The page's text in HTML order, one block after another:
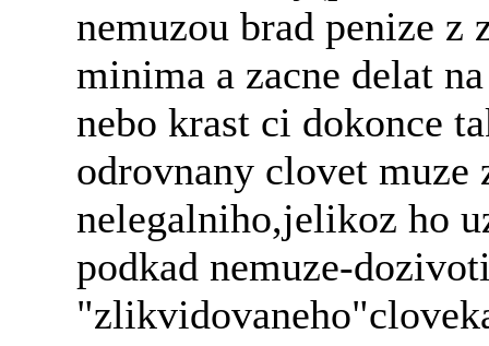
nemuzou brad penize z
minima a zacne delat
nebo krast ci dokonce
odrovnany clovet muze
nelegalniho,jelikoz ho
podkad nemuze-